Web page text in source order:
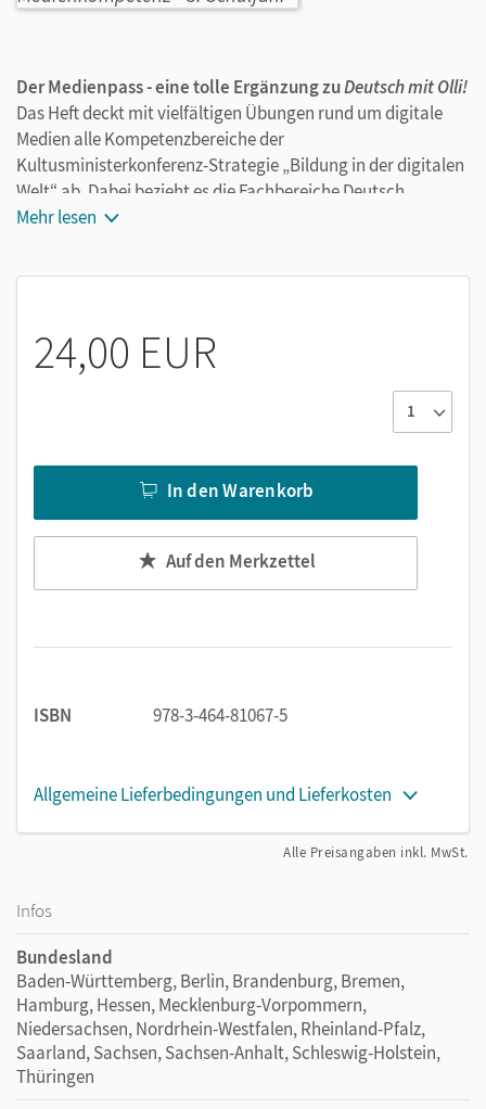
Der Medienpass - eine tolle Ergänzung zuDeutsch mit Olli!
Das Heft deckt mit vielfältigen Übungen rund um digitale
Medien alle Kompetenzbereiche der
Kultusministerkonferenz-Strategie „Bildung in der digitalen
Welt“ ab. Dabei bezieht es die Fachbereiche Deutsch,
Sachunterricht sowie Mathematik in der Grundschule mit
„Bildung in der digitalen Welt“ werden abgedeckt.
Zahlreiche Übungen rund um digitale Medien und das
Internet vertiefen vorhandenes Wissen und bauen es
Lernenden Tipps und weiterführende Impulse.
Das 32-seitige Heft ist eine sinnvolle Ergänzung zum
Sprachbuch und Lesebuch, um den Bereich
Mehr lesen
24,00 EUR
In den Warenkorb
Auf den Merkzettel
ISBN 978-3-464-81067-5
Allgemeine Lieferbedingungen und Lieferkosten
Alle Preisangaben inkl. MwSt.
Infos
Bundesland
Baden-Württemberg, Berlin, Brandenburg, Bremen,
Hamburg, Hessen, Mecklenburg-Vorpommern,
Niedersachsen, Nordrhein-Westfalen, Rheinland-Pfalz,
Saarland, Sachsen, Sachsen-Anhalt, Schleswig-Holstein,
Thüringen